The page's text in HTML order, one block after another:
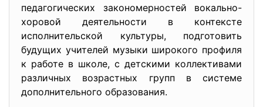
педагогических закономерностей вокально-
хоровой деятельности в контексте
исполнительской культуры, подготовить
будущих учителей музыки широкого профиля
к работе в школе, с детскими коллективами
различных возрастных групп в системе
дополнительного образования.